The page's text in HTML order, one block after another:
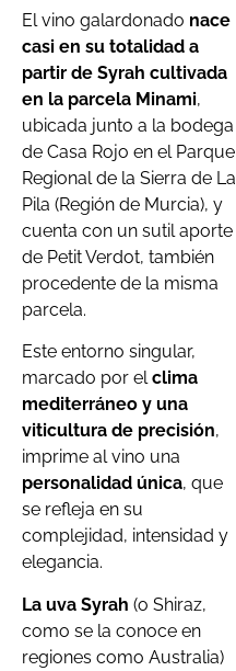
El vino galardonado nace
casi en su totalidad a
partir de Syrah cultivada
en la parcela Minami,
ubicada junto a la bodega
de Casa Rojo en el Parque
Regional de la Sierra de La
Pila (Región de Murcia), y
cuenta con un sutil aporte
de Petit Verdot, también
procedente de la misma
parcela.
Este entorno singular,
marcado por elclima
mediterráneo y una
viticultura de precisión,
imprime al vino una
personalidad única, que
se refleja en su
complejidad, intensidad y
elegancia.
La uva Syrah (o Shiraz,
como se la conoce en
regiones como Australia)